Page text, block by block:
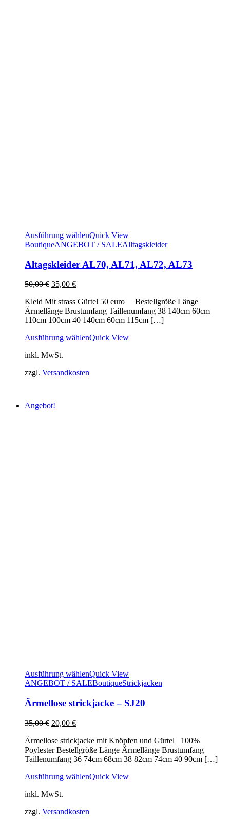
Ausführung wählenQuick View
BoutiqueANGEBOT / SALEAlltagskleider
Altagskleider AL70, AL71, AL72, AL73
50,00€ Ursprünglicher
war:
50,00 €
35,00 €Aktueller
ist:
35,00 €.
Kleid Mit strass Gürtel 50 euro Bestellgröße Länge
Ärmellänge Brustumfang Taillenumfang 38 140cm 60cm
110cm 100cm 40 140cm 60cm 115cm […]
Ausführung wählenQuick View
inkl. MwSt.
zzgl. Versandkosten
Angebot!
Ausführung wählenQuick View
ANGEBOT / SALEBoutiqueStrickjacken
Ärmellose strickjacke – SJ20
35,00€ Ursprünglicher
war:
35,00 €
20,00 €Aktueller
ist:
20,00 €.
Ärmellose strickjacke mit Knöpfen und Gürtel 100%
Poylester Bestellgröße Länge Ärmellänge Brustumfang
Taillenumfang 36 74cm 68cm 38 82cm 74cm 40 90cm […]
Ausführung wählenQuick View
inkl. MwSt.
zzgl. Versandkosten